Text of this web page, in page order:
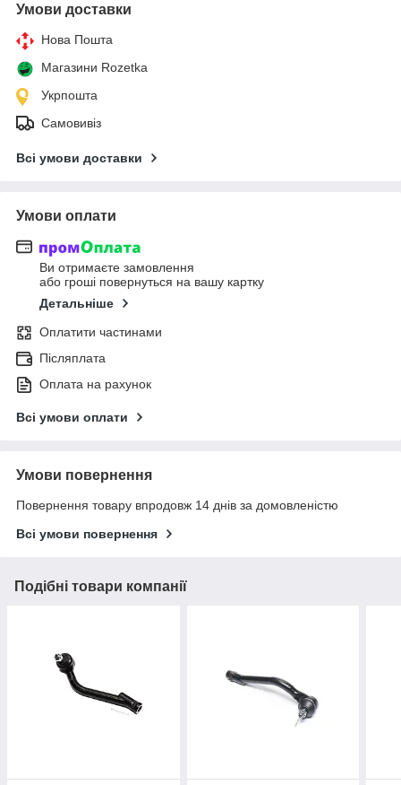
Умови доставки
Нова Пошта
Магазини Rozetka
Укрпошта
Самовивіз
Всі умови доставки
Умови оплати
Ви отримаєте замовлення
або гроші повернуться на вашу картку
Детальніше
Оплатити частинами
Післяплата
Оплата на рахунок
Всі умови оплати
Умови повернення
Повернення товару впродовж 14 днів за домовленістю
Всі умови повернення
Подібні товари компанії